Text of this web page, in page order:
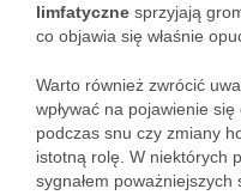
limfatyczne sprzyjają
co objawia się właśnie
Warto również zwrócić
wpływać na pojawienie
podczas snu czy zmiany
istotną rolę. W niektórych
sygnałem